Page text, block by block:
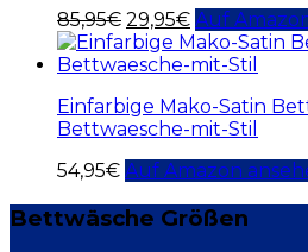
85,95€ 29,95€ Auf
Einfarbige Mako-Satin
Bettwaesche-mit-Stil
54,95€ Auf Amazon
Bettwäsche Größen